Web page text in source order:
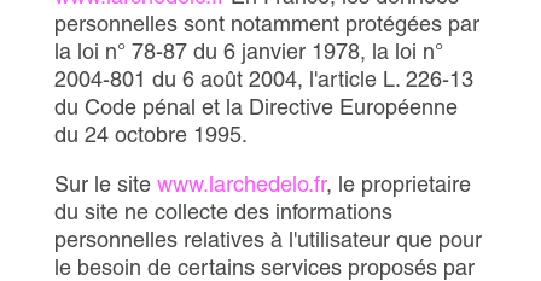
personnelles sont notamment protégées par
la loi n° 78-87 du 6 janvier 1978, la loi n°
2004-801 du 6 août 2004, l'article L. 226-13
du Code pénal et la Directive Européenne
du 24 octobre 1995.
Sur le site www.larchedelo.fr, le proprietaire
du site ne collecte des informations
personnelles relatives à l'utilisateur que pour
le besoin de certains services proposés par